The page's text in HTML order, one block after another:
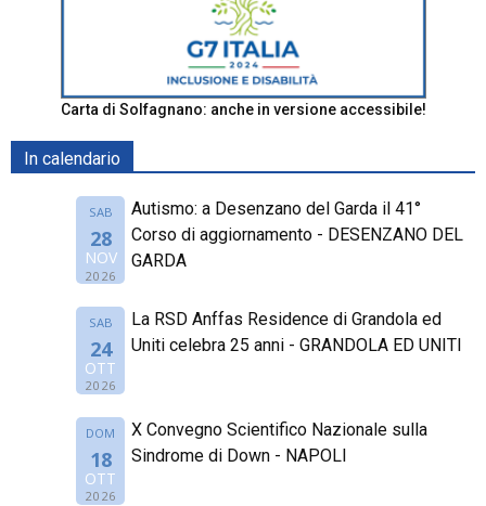
Carta di Solfagnano: anche in versione accessibile!
In calendario
SAB
28
NOV
2026
Autismo: a Desenzano del Garda il 41°
Corso di aggiornamento - DESENZANO DEL
GARDA
SAB
24
OTT
2026
La RSD Anffas Residence di Grandola ed
Uniti celebra 25 anni - GRANDOLA ED UNITI
DOM
18
OTT
2026
X Convegno Scientifico Nazionale sulla
Sindrome di Down - NAPOLI